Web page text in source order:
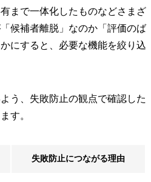
まで一体化したものなどさまざ
候補者離脱」なのか「評価のば
にすると、必要な機能を絞り込
う、失敗防止の観点で確認した
す。
失敗防止につながる理由